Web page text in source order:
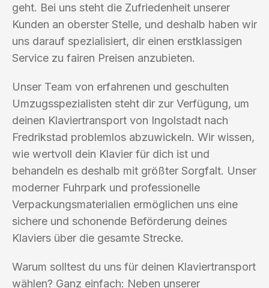
geht. Bei uns steht die Zufriedenheit unserer
Kunden an oberster Stelle, und deshalb haben wir
uns darauf spezialisiert, dir einen erstklassigen
Service zu fairen Preisen anzubieten.
Unser Team von erfahrenen und geschulten
Umzugsspezialisten steht dir zur Verfügung, um
deinen Klaviertransport von Ingolstadt nach
Fredrikstad problemlos abzuwickeln. Wir wissen,
wie wertvoll dein Klavier für dich ist und
behandeln es deshalb mit größter Sorgfalt. Unser
moderner Fuhrpark und professionelle
Verpackungsmaterialien ermöglichen uns eine
sichere und schonende Beförderung deines
Klaviers über die gesamte Strecke.
Warum solltest du uns für deinen Klaviertransport
wählen? Ganz einfach: Neben unserer